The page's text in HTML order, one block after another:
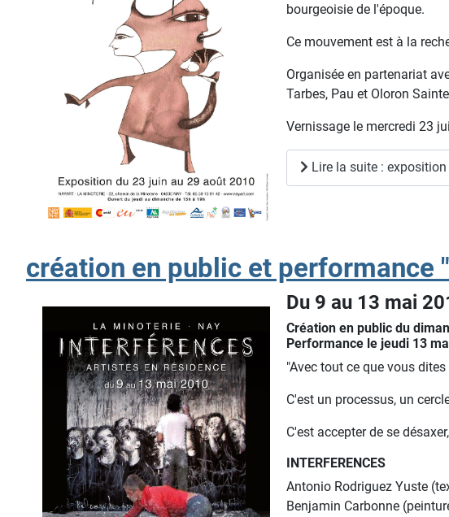
bourgeoisie de l'époque.
Ce mouvement est à la
Organisée en partenariat
Tarbes, Pau et Oloron
Vernissage le mercredi 23
Lire la suite : exposition
création en public et performance
Du 9 au 13 mai
Création en public du
Performance le jeudi 13
"Avec tout ce que vous
C'est un processus, un
C'est accepter de se
INTERFERENCES
Antonio Rodriguez Yuste
Benjamin Carbonne